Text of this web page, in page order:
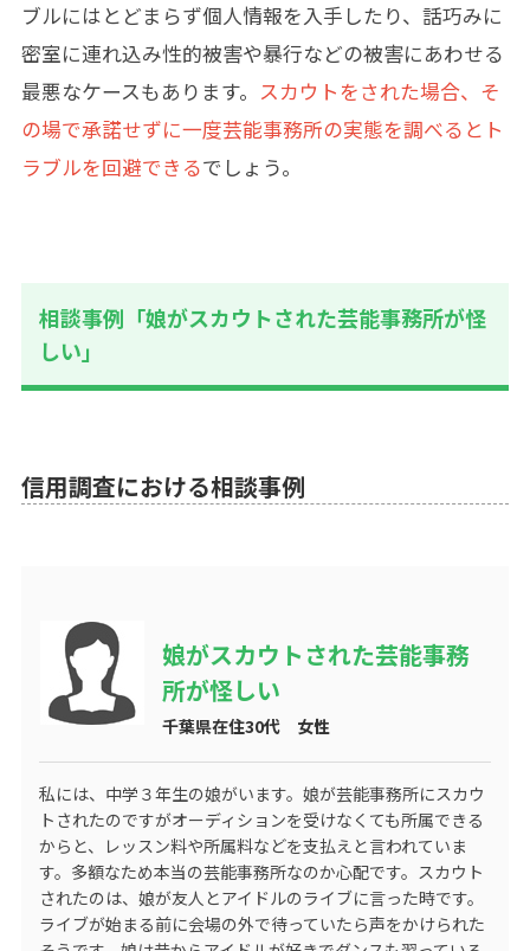
ブルにはとどまらず個人情報を入手したり、話巧みに
密室に連れ込み性的被害や暴行などの被害にあわせる
最悪なケースもあります。 スカウトをされた場合、そ
の場で承諾せずに一度芸能事務所の実態を調べるとト
ラブルを回避できるでしょう。
相談事例「娘がスカウトされた芸能事務所が怪
しい」
信用調査における相談事例
娘がスカウトされた芸能事務
所が怪しい
千葉県在住30代 女性
私には、中学３年生の娘がいます。娘が芸能事務所にスカウ
トされたのですがオーディションを受けなくても所属できる
からと、レッスン料や所属料などを支払えと言われていま
す。多額なため本当の芸能事務所なのか心配です。スカウト
されたのは、娘が友人とアイドルのライブに言った時です。
ライブが始まる前に会場の外で待っていたら声をかけられた